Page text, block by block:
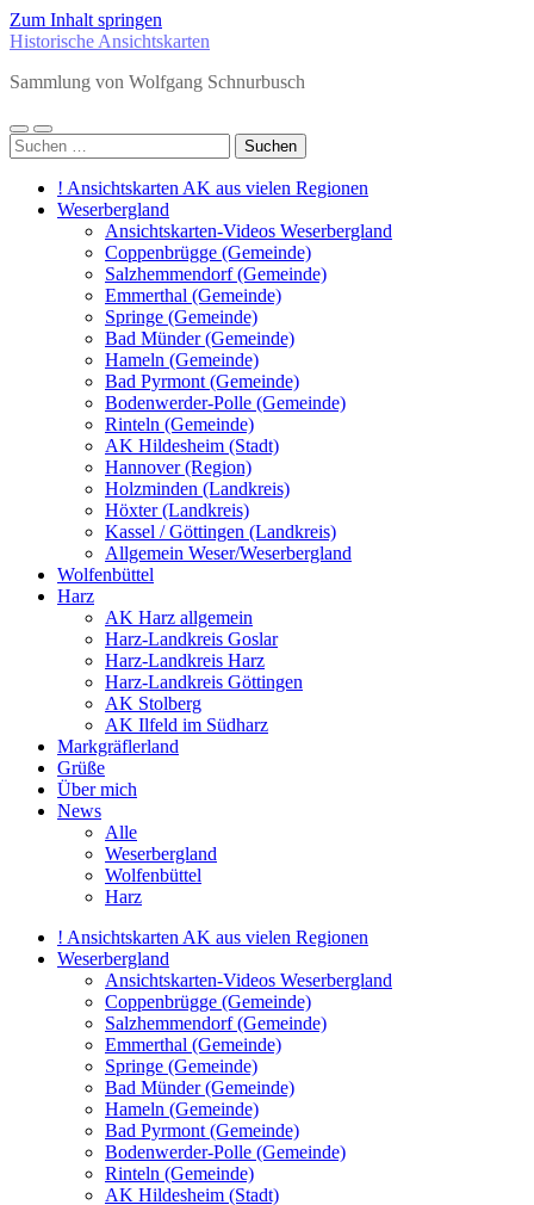
Zum Inhalt springen
Historische Ansichtskarten
Sammlung von Wolfgang Schnurbusch
Mobile-
Menü
Suchfeld
ein-/ausblenden
Suchen
nach:
! Ansichtskarten AK aus vielen Regionen
Weserbergland
Ansichtskarten-Videos Weserbergland
Coppenbrügge (Gemeinde)
Salzhemmendorf (Gemeinde)
Emmerthal (Gemeinde)
Springe (Gemeinde)
Bad Münder (Gemeinde)
Hameln (Gemeinde)
Bad Pyrmont (Gemeinde)
Bodenwerder-Polle (Gemeinde)
Rinteln (Gemeinde)
AK Hildesheim (Stadt)
Hannover (Region)
Holzminden (Landkreis)
Höxter (Landkreis)
Kassel / Göttingen (Landkreis)
Allgemein Weser/Weserbergland
Wolfenbüttel
Harz
AK Harz allgemein
Harz-Landkreis Goslar
Harz-Landkreis Harz
Harz-Landkreis Göttingen
AK Stolberg
AK Ilfeld im Südharz
Markgräflerland
Grüße
Über mich
News
Alle
Weserbergland
Wolfenbüttel
Harz
! Ansichtskarten AK aus vielen Regionen
Weserbergland
Ansichtskarten-Videos Weserbergland
Coppenbrügge (Gemeinde)
Salzhemmendorf (Gemeinde)
Emmerthal (Gemeinde)
Springe (Gemeinde)
Bad Münder (Gemeinde)
Hameln (Gemeinde)
Bad Pyrmont (Gemeinde)
Bodenwerder-Polle (Gemeinde)
Rinteln (Gemeinde)
AK Hildesheim (Stadt)